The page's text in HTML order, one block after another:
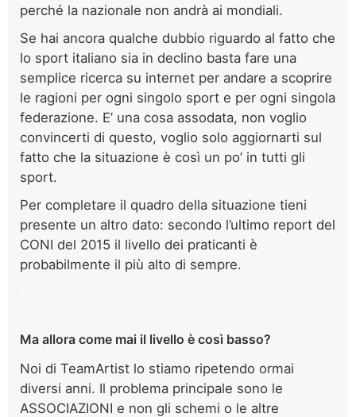
perché la nazionale non andrà ai mondiali.
Se hai ancora qualche dubbio riguardo al fatto che
lo sport italiano sia in declino basta fare una
semplice ricerca su internet per andare a scoprire
le ragioni per ogni singolo sport e per ogni singola
federazione. E’ una cosa assodata, non voglio
convincerti di questo, voglio solo aggiornarti sul
fatto che la situazione è così un po’ in tutti gli
sport.
Per completare il quadro della situazione tieni
presente un altro dato: secondo l’ultimo report del
CONI del 2015 il livello dei praticanti è
probabilmente il più alto di sempre.
Ma allora come mai il livello è così basso?
Noi di TeamArtist lo stiamo ripetendo ormai
diversi anni. Il problema principale sono le
ASSOCIAZIONI e non gli schemi o le altre